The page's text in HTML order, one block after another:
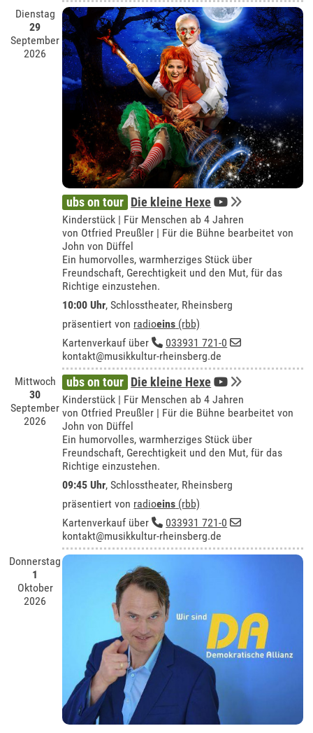
Dienstag
29
September
2026
ubs on tour Die kleine Hexe
Kinderstück | Für Menschen ab 4 Jahren
von Otfried Preußler | Für die Bühne bearbeitet von
John von Düffel
Ein humorvolles, warmherziges Stück über
Freundschaft, Gerechtigkeit und den Mut, für das
Richtige einzustehen.
10:00 Uhr,Schlosstheater, Rheinsberg
präsentiert von radioeins (rbb)
Kartenverkauf über
033931 721-0
kontakt@musikkultur-rheinsberg.de
Mittwoch
30
September
2026
ubs on tour Die kleine Hexe
Kinderstück | Für Menschen ab 4 Jahren
von Otfried Preußler | Für die Bühne bearbeitet von
John von Düffel
Ein humorvolles, warmherziges Stück über
Freundschaft, Gerechtigkeit und den Mut, für das
Richtige einzustehen.
09:45 Uhr,Schlosstheater, Rheinsberg
präsentiert von radioeins (rbb)
Kartenverkauf über
033931 721-0
kontakt@musikkultur-rheinsberg.de
Donnerstag
1
Oktober
2026